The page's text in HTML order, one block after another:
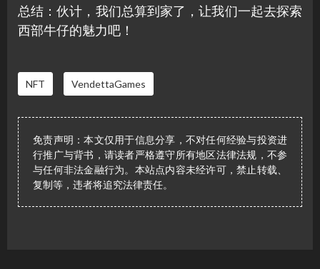
总结：伙计，我们总算到家了，让我们一起去探索
西部牛仔的魅力吧！
NFT VendettaGames
免责声明：本文仅用于信息分享，不对任何经验与投资进
行推广与背书，请读者严格遵守所有地区法律法规，不参
与任何非法金融行为。本站点内容未经许可，禁止转载、
复制等，违者将追究法律责任。